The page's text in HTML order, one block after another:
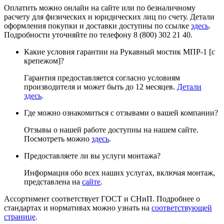
Оплатить можно онлайн на сайте или по безналичному
расчету для физических и юридических лиц по счету. Детали
оформления покупки и доставки доступны по ссылке здесь.
Подробности уточняйте по телефону 8 (800) 302 21 40.
Какие условия гарантии на Рукавный мостик МПР-1 [с
крепежом]?
Гарантия предоставляется согласно условиям
производителя и может быть до 12 месяцев. Детали
здесь.
Где можно ознакомиться с отзывами о вашей компании?
Отзывы о нашей работе доступны на нашем сайте.
Посмотреть можно здесь.
Предоставляете ли вы услуги монтажа?
Информация обо всех наших услугах, включая монтаж,
представлена на сайте.
Ассортимент соответствует ГОСТ и СНиП. Подробнее о
стандартах и нормативах можно узнать на соответствующей
странице.